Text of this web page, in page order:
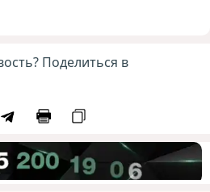
Поделиться в